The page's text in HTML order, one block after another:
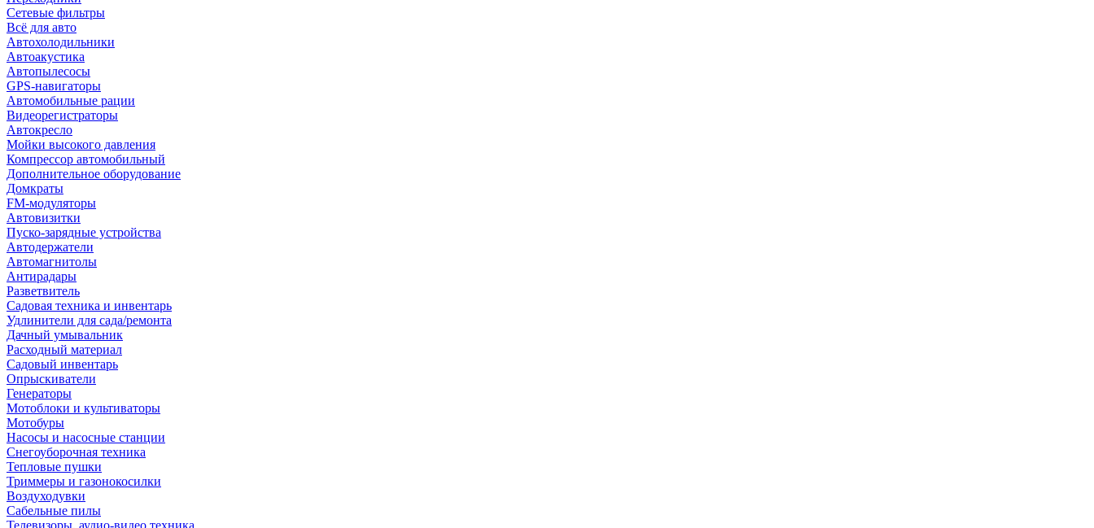
Сетевые фильтры
Всё для авто
Автохолодильники
Автоакустика
Автопылесосы
GPS-навигаторы
Автомобильные рации
Видеорегистраторы
Автокресло
Мойки высокого давления
Компрессор автомобильный
Дополнительное оборудование
Домкраты
FM-модуляторы
Автовизитки
Пуско-зарядные устройства
Автодержатели
Автомагнитолы
Антирадары
Разветвитель
Садовая техника и инвентарь
Удлинители для сада/ремонта
Дачный умывальник
Расходный материал
Садовый инвентарь
Опрыскиватели
Генераторы
Мотоблоки и культиваторы
Мотобуры
Насосы и насосные станции
Снегоуборочная техника
Тепловые пушки
Триммеры и газонокосилки
Воздуходувки
Сабельные пилы
Телевизоры, аудио-видео техника